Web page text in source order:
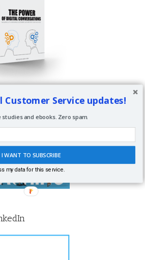
Service updates!
I WANT TO SUBSCRIBE
my data for this service.
studies and ebooks. Zero spam.